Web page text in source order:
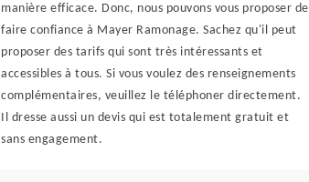
manière efficace. Donc, nous pouvons vous proposer de
faire confiance à Mayer Ramonage. Sachez qu'il peut
proposer des tarifs qui sont très intéressants et
accessibles à tous. Si vous voulez des renseignements
complémentaires, veuillez le téléphoner directement.
Il dresse aussi un devis qui est totalement gratuit et
sans engagement.